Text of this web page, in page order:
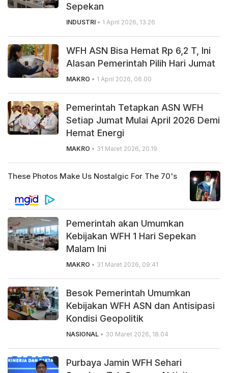
Sepekan
INDUSTRI • 1 April 2026, 13.26
WFH ASN Bisa Hemat Rp 6,2 T, Ini
Alasan Pemerintah Pilih Hari Jumat
MAKRO • 1 April 2026, 06.00
Pemerintah Tetapkan ASN WFH
Setiap Jumat Mulai April 2026 Demi
Hemat Energi
MAKRO • 31 Maret 2026, 20.19
Pemerintah akan Umumkan
Kebijakan WFH 1 Hari Sepekan
Malam Ini
MAKRO • 31 Maret 2026, 09.41
Besok Pemerintah Umumkan
Kebijakan WFH ASN dan Antisipasi
Kondisi Geopolitik
NASIONAL • 30 Maret 2026, 18.04
Purbaya Jamin WFH Sehari